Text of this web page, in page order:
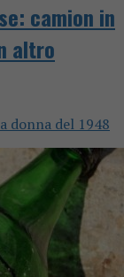
camion in
altro
donna del 1948